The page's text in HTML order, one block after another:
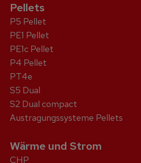
Pellets
P5 Pellet
PE1 Pellet
PE1c Pellet
P4 Pellet
PT4e
S5 Dual
S2 Dual compact
Austragungssysteme Pellets
Wärme und Strom
CHP